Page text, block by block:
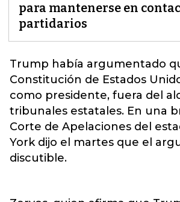
para mantenerse en
partidarios
Trump había argumentado
Constitución de Estados
como presidente, fuera del
tribunales estatales. En una
Corte de Apelaciones del
York dijo el martes que el
discutible.